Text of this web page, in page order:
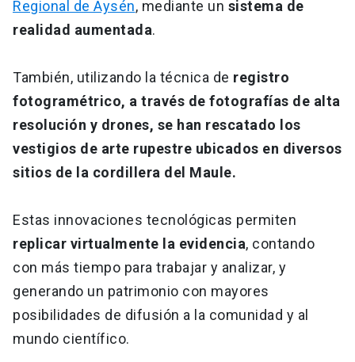
Regional de Aysén, mediante un sistema de
realidad aumentada.
También, utilizando la técnica de registro
fotogramétrico, a través de fotografías de alta
resolución y drones, se han rescatado los
vestigios de arte rupestre ubicados en diversos
sitios de la cordillera del Maule.
Estas innovaciones tecnológicas permiten
replicar virtualmente la evidencia, contando
con más tiempo para trabajar y analizar, y
generando un patrimonio con mayores
posibilidades de difusión a la comunidad y al
mundo científico.